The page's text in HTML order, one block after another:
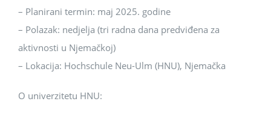
– Planirani termin: maj 2025. godine
– Polazak: nedjelja (tri radna dana predviđena za
aktivnosti u Njemačkoj)
– Lokacija: Hochschule Neu-Ulm (HNU), Njemačka
O univerzitetu HNU: